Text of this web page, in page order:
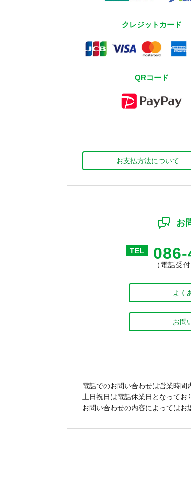
クレジットカード
QRコード
お支払方法について
お
TEL
（電話受
よく
お問
電話でのお問い合わせは営業時間
土日祝日は電話休業日となってお
お問い合わせの内容によってはお